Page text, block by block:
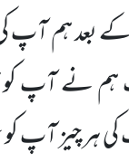
بعد ہم آپ
ہم نے آپ کو
چیز آپ کو